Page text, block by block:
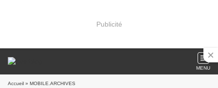
Publicité
MENU
Accueil » MOBILE.ARCHIVES